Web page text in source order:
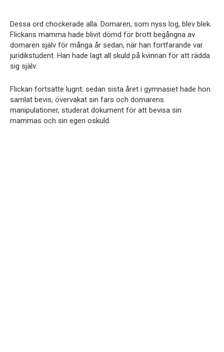
Dessa ord chockerade alla. Domaren, som nyss log, blev blek.
Flickans mamma hade blivit dömd för brott begångna av
domaren själv för många år sedan, när han fortfarande var
juridikstudent. Han hade lagt all skuld på kvinnan för att rädda
sig själv.
Flickan fortsatte lugnt: sedan sista året i gymnasiet hade hon
samlat bevis, övervakat sin fars och domarens
manipulationer, studerat dokument för att bevisa sin
mammas och sin egen oskuld.